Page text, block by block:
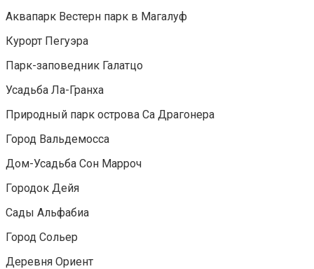
Аквапарк Вестерн парк в Магалуф
Курорт Пегуэра
Парк-заповедник Галатцо
Усадьба Ла-Гранха
Природный парк острова Са Драгонера
Город Вальдемосса
Дом-Усадьба Сон Марроч
Городок Дейя
Сады Альфабиа
Город Сольер
Деревня Ориент